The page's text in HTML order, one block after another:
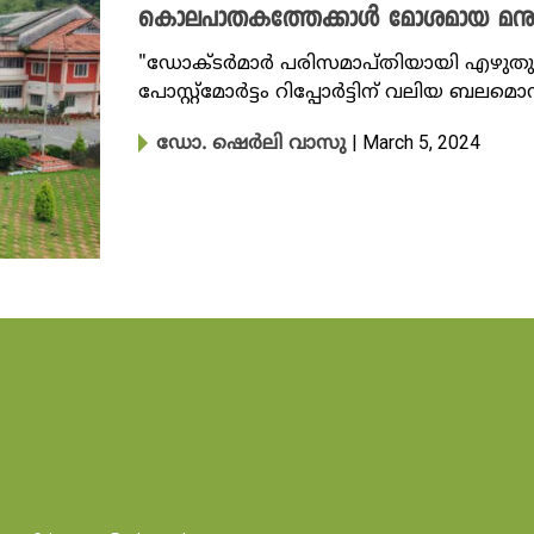
കൊലപാതകത്തേക്കാൾ മോശമായ
"ഡോക്ടര്‍മാര്‍ പരിസമാപ്തിയായി
പോസ്റ്റ്മോര്‍ട്ടം റിപ്പോര്‍ട്ടിന് വലിയ
ഡോ. ഷെർലി വാസു | March 5, 2024